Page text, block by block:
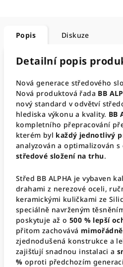
Popis Diskuze
Detailní popis
Nová generace středového
Nová produktová řada BB
nový standard v odvětví
hlediska výkonu a kvality. BB
kompletního přepracování
kterém byl každý jednotlivý
analyzován a optimalizován
středové složení na trhu.
Střed BB ALPHA je vybaven
drahami z nerezové oceli,
keramickými kuličkami ze
speciálně navrženým
poskytuje až o500 % lepší
přitom zachovává
zjednodušená konstrukce a
zajišťují snadnou instalaci a
% oproti předchozím